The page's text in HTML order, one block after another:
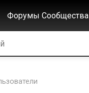
Форумы Сообщества